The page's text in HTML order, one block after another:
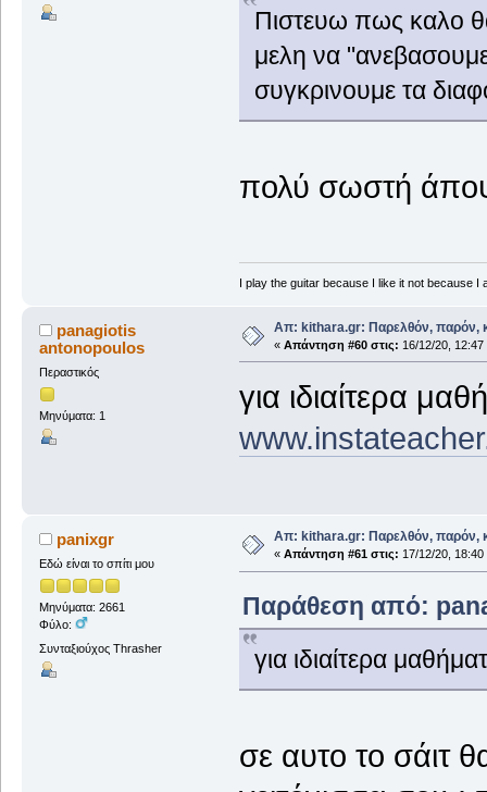
Πιστευω πως καλο
μελη να
συγκρινουμε τα
πολύ σωστή
I play the guitar because I like it not because I
panagiotis
antonopoulos
Περαστικός
Μηνύματα: 1
Απ: kithara.gr: Παρελθόν, παρόν,
« Απάντηση #60 στις: 16/12/20, 12:47
για ιδιαίτερα
panixgr
Εδώ είναι το σπίτι μου
Μηνύματα: 2661
Φύλο:
Συνταξιούχος Thrasher
Απ: kithara.gr: Παρελθόν, παρόν,
« Απάντηση #61 στις: 17/12/20, 18:40
Παράθεση από:
για ιδιαίτερα
σε αυτο το σάιτ